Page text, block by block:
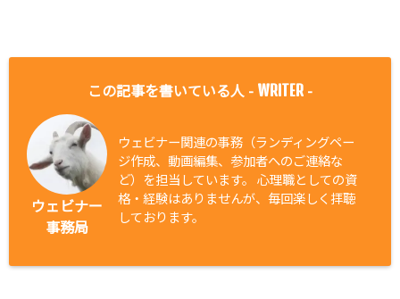
この記事を書いている人 - WRITER -
ウェビナー
事務局
ウェビナー関連の事務（ランディングペー
ジ作成、動画編集、参加者へのご連絡な
ど）を担当しています。 心理職としての資
格・経験はありませんが、毎回楽しく拝聴
しております。